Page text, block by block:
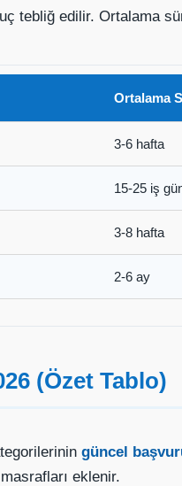
tebliğ edilir. Ortalama
Ortalama
3-6 hafta
15-25 iş
3-8 hafta
2-6 ay
(Özet Tablo)
güncel
eklenir.